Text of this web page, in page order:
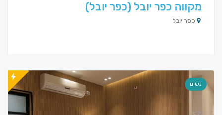
מקווה כפר יובל (כפר יובל)
כפר יובל
נשים